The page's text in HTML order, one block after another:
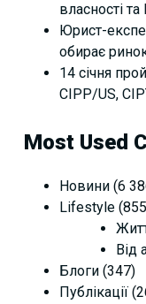
власності
Юрист-
обирає
14 січня
CIPP/US,
Most Used
Новини (6
Lifestyle
Від
Блоги (347)
Публікації